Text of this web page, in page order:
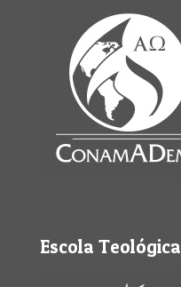
Escola Teológica